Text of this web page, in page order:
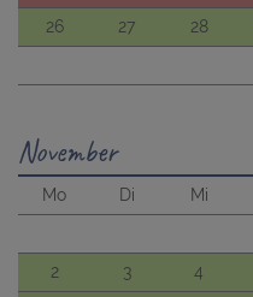
26
27 28
November
Mo Di Mi
2
3 4